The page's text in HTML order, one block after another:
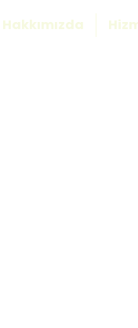
Hakkımızda